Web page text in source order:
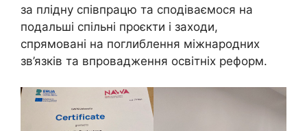
за плідну співпрацю та сподіваємося на
подальші спільні проєкти і заходи,
спрямовані на поглиблення міжнародних
зв’язків та впровадження освітніх реформ.